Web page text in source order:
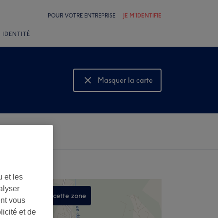
POUR VOTRE ENTREPRISE JE M'IDENTIFIE
IDENTITÉ
Masquer la carte
Montrer la carte
dans cette zone
,
et les
vous
et de